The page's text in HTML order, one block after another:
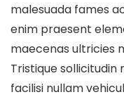
malesuada fames
enim praesent
maecenas ultricies
Tristique
facilisi nullam